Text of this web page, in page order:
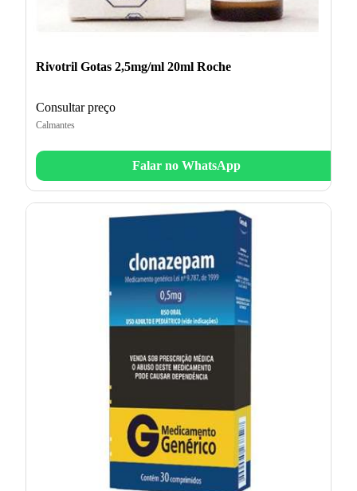
Rivotril Gotas 2,5mg/ml 20ml Roche
Consultar preço
Calmantes
Falar no WhatsApp